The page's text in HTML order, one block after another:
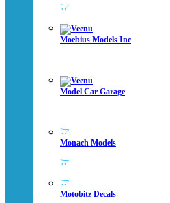
Moebius Models Inc
Model Car Garage
Monach Models
Motobitz Decals